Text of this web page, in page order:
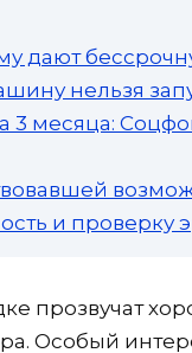
дают
нельзя
3 месяца:
и проверку
прозвучат
Особый